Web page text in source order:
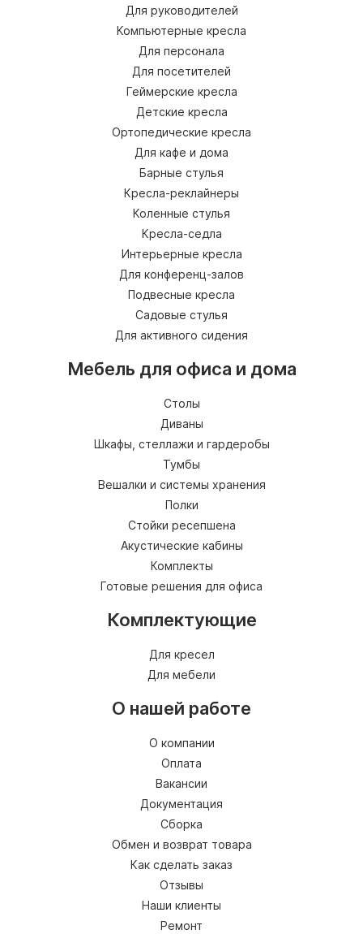
Для руководителей
Компьютерные кресла
Для персонала
Для посетителей
Геймерские кресла
Детские кресла
Ортопедические кресла
Для кафе и дома
Барные стулья
Кресла-реклайнеры
Коленные стулья
Кресла-седла
Интерьерные кресла
Для конференц-залов
Подвесные кресла
Садовые стулья
Для активного сидения
Мебель для офиса и дома
Столы
Диваны
Шкафы, стеллажи и гардеробы
Тумбы
Вешалки и системы хранения
Полки
Стойки ресепшена
Акустические кабины
Комплекты
Готовые решения для офиса
Комплектующие
Для кресел
Для мебели
О нашей работе
О компании
Оплата
Вакансии
Документация
Сборка
Обмен и возврат товара
Как сделать заказ
Отзывы
Наши клиенты
Ремонт